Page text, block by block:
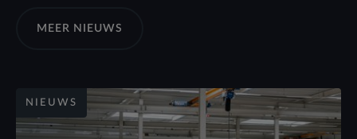
MEER NIEUWS
NIEUWS